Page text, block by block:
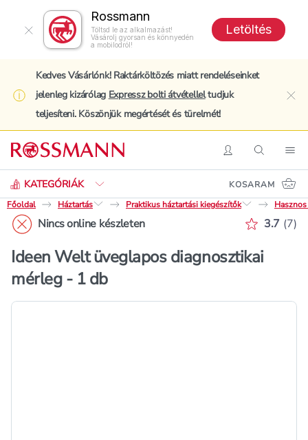
Rossmann
Töltsd le az alkalmazást!
Vásárolj gyorsan és könnyedén
a mobilodról!
Letöltés
Kedves Vásárlónk! Raktárköltözés miatt rendeléseinket
jelenleg kizárólag Expressz bolti átvételleltudjuk
teljesíteni. Köszönjük megértését és türelmét!
BelépésKeresés
KATEGÓRIÁK
Keresés
KOSARAM
Főoldal
Háztartás Praktikus háztartási kiegészítők
Nincs online készleten 3.7 (7)
Ideen Welt üveglapos diagnosztikai
mérleg - 1 db